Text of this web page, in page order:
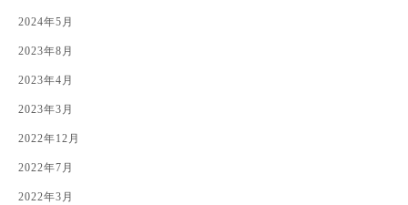
2024年5月
2023年8月
2023年4月
2023年3月
2022年12月
2022年7月
2022年3月